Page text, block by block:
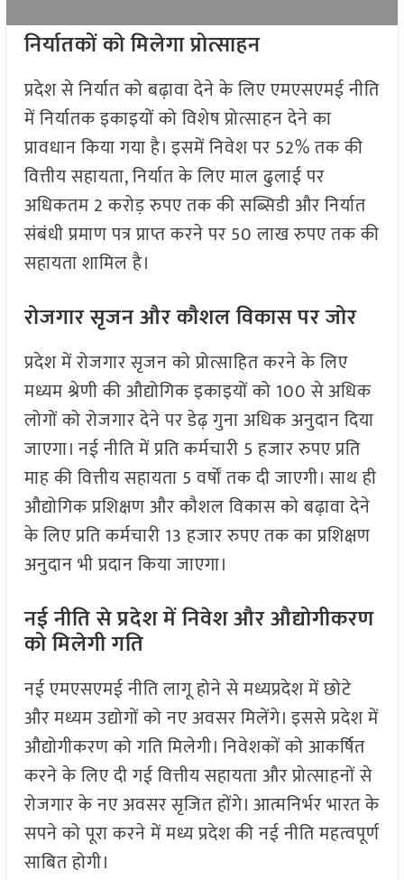
निर्यातकों को मिलेगा प्रोत्साहन
प्रदेश से निर्यात को बढ़ावा देने के लिए एमएसएमई नीति
में निर्यातक इकाइयों को विशेष प्रोत्साहन देने का
प्रावधान किया गया है। इसमें निवेश पर 52% तक की
वित्तीय सहायता, निर्यात के लिए माल ढुलाई पर
अधिकतम 2 करोड़ रुपए तक की सब्सिडी और निर्यात
संबंधी प्रमाण पत्र प्राप्त करने पर 50 लाख रुपए तक की
सहायता शामिल है।
रोजगार सृजन और कौशल विकास पर जोर
प्रदेश में रोजगार सृजन को प्रोत्साहित करने के लिए
मध्यम श्रेणी की औद्योगिक इकाइयों को 100 से अधिक
लोगों को रोजगार देने पर डेढ़ गुना अधिक अनुदान दिया
जाएगा। नई नीति में प्रति कर्मचारी 5 हजार रुपए प्रति
माह की वित्तीय सहायता 5 वर्षों तक दी जाएगी। साथ ही
औद्योगिक प्रशिक्षण और कौशल विकास को बढ़ावा देने
के लिए प्रति कर्मचारी 13 हजार रुपए तक का प्रशिक्षण
अनुदान भी प्रदान किया जाएगा।
नई नीति से प्रदेश में निवेश और औद्योगीकरण
को मिलेगी गति
नई एमएसएमई नीति लागू होने से मध्यप्रदेश में छोटे
और मध्यम उद्योगों को नए अवसर मिलेंगे। इससे प्रदेश में
औद्योगीकरण को गति मिलेगी। निवेशकों को आकर्षित
करने के लिए दी गई वित्तीय सहायता और प्रोत्साहनों से
रोजगार के नए अवसर सृजित होंगे। आत्मनिर्भर भारत के
सपने को पूरा करने में मध्य प्रदेश की नई नीति महत्वपूर्ण
साबित होगी।